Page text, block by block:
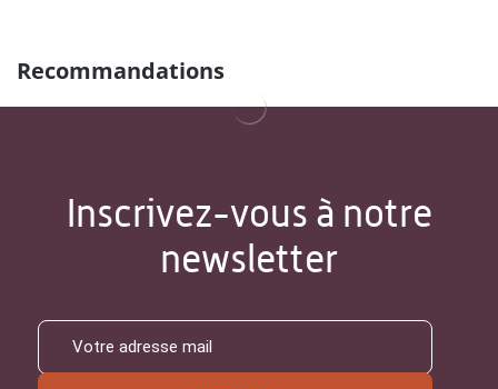
Recommandations
Inscrivez-vous à notre
newsletter